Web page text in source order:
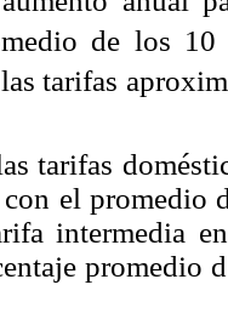
de los
tarifas
tarifas
el promedio
intermedia
promedio